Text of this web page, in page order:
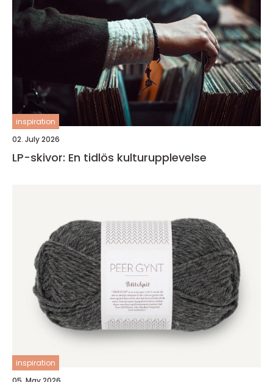
inspiration
02. July 2026
LP-skivor: En tidlös kulturupplevelse
inspiration